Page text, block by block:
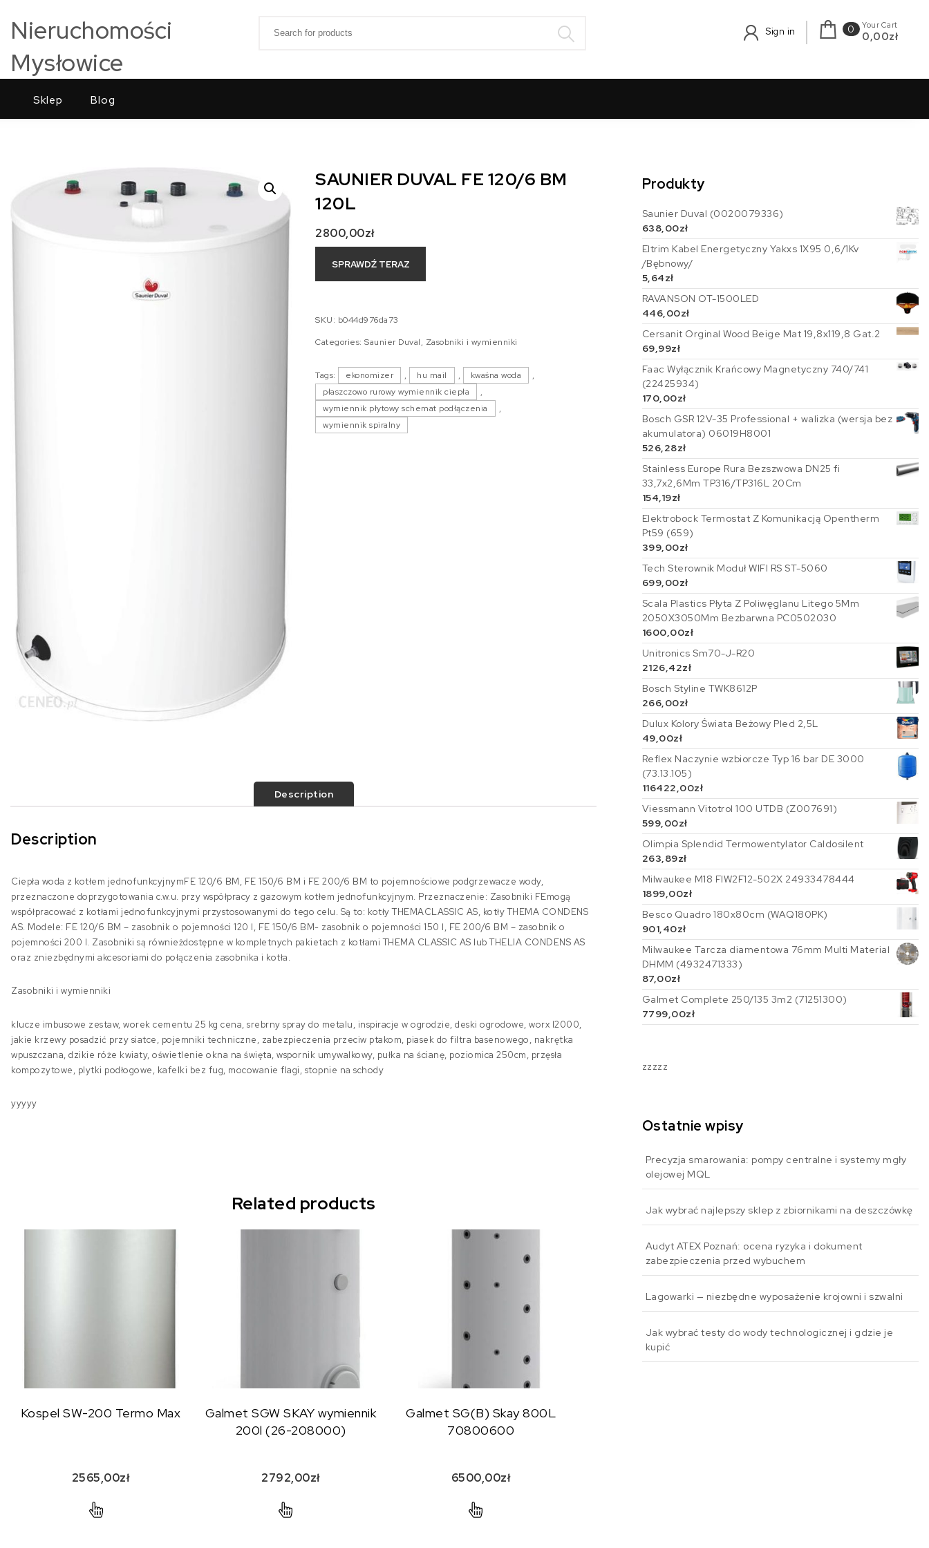
Nieruchomości
Mysłowice
Sign in
0 Your Cart
0,00zł
Sklep Blog
SAUNIER DUVAL FE 120/6 BM
120L
2800,00zł
SPRAWDŹ TERAZ
SKU: b044d976da73
Categories:Saunier Duval, Zasobniki i wymienniki
Tags: ekonomizer , hu mail , kwaśna woda
,
płaszczowo rurowy wymiennik ciepła
,
wymiennik płytowy schemat podłączenia
,
wymiennik spiralny
Description
Description
Ciepła woda z kotłem jednofunkcyjnymFE 120/6 BM, FE 150/6 BM i FE 200/6 BM to pojemnościowe podgrzewacze wody,
przeznaczone doprzygotowania c.w.u. przy współpracy z gazowym kotłem jednofunkcyjnym. Przeznaczenie: Zasobniki FEmogą
współpracować z kotłami jednofunkcyjnymi przystosowanymi do tego celu. Są to: kotły THEMACLASSIC AS, kotły THEMA CONDENS
AS. Modele: FE 120/6 BM – zasobnik o pojemności 120 l, FE 150/6 BM- zasobnik o pojemności 150 l, FE 200/6 BM – zasobnik o
pojemności 200 l. Zasobniki są równieżdostępne w kompletnych pakietach z kotłami THEMA CLASSIC AS lub THELIA CONDENS AS
oraz zniezbędnymi akcesoriami do połączenia zasobnika i kotła.
Zasobniki i wymienniki
klucze imbusowe zestaw, worek cementu 25 kg cena, srebrny spray do metalu, inspiracje w ogrodzie, deski ogrodowe, worx l2000,
jakie krzewy posadzić przy siatce, pojemniki techniczne, zabezpieczenia przeciw ptakom, piasek do filtra basenowego, nakrętka
wpuszczana, dzikie róże kwiaty, oświetlenie okna na święta, wspornik umywalkowy, pułka na ścianę, poziomica 250cm, przęsła
kompozytowe, plytki podłogowe, kafelki bez fug, mocowanie flagi, stopnie na schody
yyyyy
Related products
Kospel SW-200 Termo Max
2565,00zł
Galmet SGW SKAY wymiennik
200l (26-208000)
2792,00zł
Galmet SG(B) Skay 800L
70800600
6500,00zł
Produkty
Saunier Duval (0020079336)
638,00zł
Eltrim Kabel Energetyczny Yakxs 1X95 0,6/1Kv
/Bębnowy/
5,64zł
RAVANSON OT-1500LED
446,00zł
Cersanit Orginal Wood Beige Mat 19,8x119,8 Gat.2
69,99zł
Faac Wyłącznik Krańcowy Magnetyczny 740/741
(22425934)
170,00zł
Bosch GSR 12V-35 Professional + walizka (wersja bez
akumulatora) 06019H8001
526,28zł
Stainless Europe Rura Bezszwowa DN25 fi
33,7x2,6Mm TP316/TP316L 20Cm
154,19zł
Elektrobock Termostat Z Komunikacją Opentherm
Pt59 (659)
399,00zł
Tech Sterownik Moduł WIFI RS ST-5060
699,00zł
Scala Plastics Płyta Z Poliwęglanu Litego 5Mm
2050X3050Mm Bezbarwna PC0502030
1600,00zł
Unitronics Sm70-J-R20
2126,42zł
Bosch Styline TWK8612P
266,00zł
Dulux Kolory Świata Beżowy Pled 2,5L
49,00zł
Reflex Naczynie wzbiorcze Typ 16 bar DE 3000
(73.13.105)
116422,00zł
Viessmann Vitotrol 100 UTDB (Z007691)
599,00zł
Olimpia Splendid Termowentylator Caldosilent
263,89zł
Milwaukee M18 FIW2F12-502X 24933478444
1899,00zł
Besco Quadro 180x80cm (WAQ180PK)
901,40zł
Milwaukee Tarcza diamentowa 76mm Multi Material
DHMM (4932471333)
87,00zł
Galmet Complete 250/135 3m2 (71251300)
7799,00zł
zzzzz
Ostatnie wpisy
Precyzja smarowania: pompy centralne i systemy mgły
olejowej MQL
Jak wybrać najlepszy sklep z zbiornikami na deszczówkę
Audyt ATEX Poznań: ocena ryzyka i dokument
zabezpieczenia przed wybuchem
Lagowarki — niezbędne wyposażenie krojowni i szwalni
Jak wybrać testy do wody technologicznej i gdzie je
kupić